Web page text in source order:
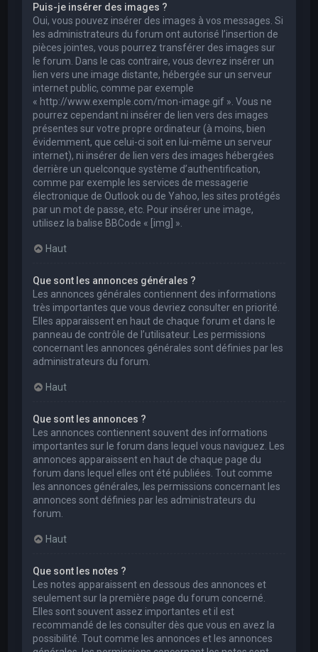
Puis-je insérer des images ?
Oui, vous pouvez insérer des images à vos messages. Si
les administrateurs du forum ont autorisé l’insertion de
pièces jointes, vous pourrez transférer des images sur
le forum. Dans le cas contraire, vous devrez insérer un
lien vers une image distante, hébergée sur un serveur
internet public, comme par exemple
« http://www.exemple.com/mon-image.gif ». Vous ne
pourrez cependant ni insérer de lien vers des images
présentes sur votre propre ordinateur (à moins, bien
évidemment, que celui-ci soit en lui-même un serveur
internet), ni insérer de lien vers des images hébergées
derrière un quelconque système d’authentification,
comme par exemple les services de messagerie
électronique de Outlook ou de Yahoo, les sites protégés
par un mot de passe, etc. Pour insérer une image,
utilisez la balise BBCode « [img] ».
Haut
Que sont les annonces générales ?
Les annonces générales contiennent des informations
très importantes que vous devriez consulter en priorité.
Elles apparaissent en haut de chaque forum et dans le
panneau de contrôle de l’utilisateur. Les permissions
concernant les annonces générales sont définies par les
administrateurs du forum.
Haut
Que sont les annonces ?
Les annonces contiennent souvent des informations
importantes sur le forum dans lequel vous naviguez. Les
annonces apparaissent en haut de chaque page du
forum dans lequel elles ont été publiées. Tout comme
les annonces générales, les permissions concernant les
annonces sont définies par les administrateurs du
forum.
Haut
Que sont les notes ?
Les notes apparaissent en dessous des annonces et
seulement sur la première page du forum concerné.
Elles sont souvent assez importantes et il est
recommandé de les consulter dès que vous en avez la
possibilité. Tout comme les annonces et les annonces